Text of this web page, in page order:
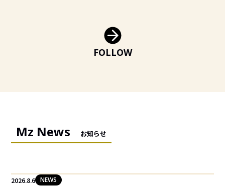
FOLLOW
Mz News お知らせ
2026.8.6 NEWS